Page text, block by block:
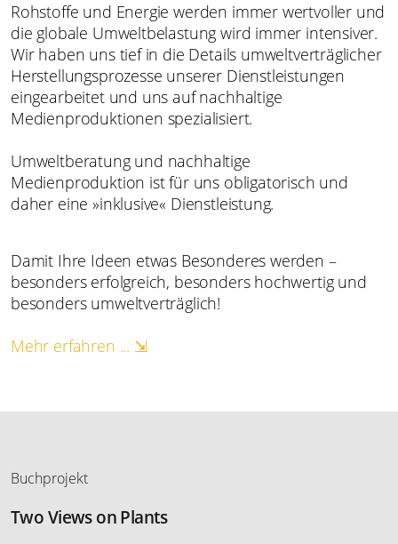
Rohstoffe und Energie werden immer wertvoller und
die globale Umweltbelastung wird immer intensiver.
Wir haben uns tief in die Details umweltverträglicher
Herstellungsprozesse unserer Dienstleistungen
eingearbeitet und uns auf nachhaltige
Medienproduktionen spezialisiert.
Umweltberatung und nachhaltige
Medienproduktion ist für uns obligatorisch und
daher eine »inklusive« Dienstleistung.
Damit Ihre Ideen etwas Besonderes werden –
besonders erfolgreich, besonders hochwertig und
besonders umweltverträglich!
Mehr erfahren ... ⇲
Buchprojekt
Two Views on Plants